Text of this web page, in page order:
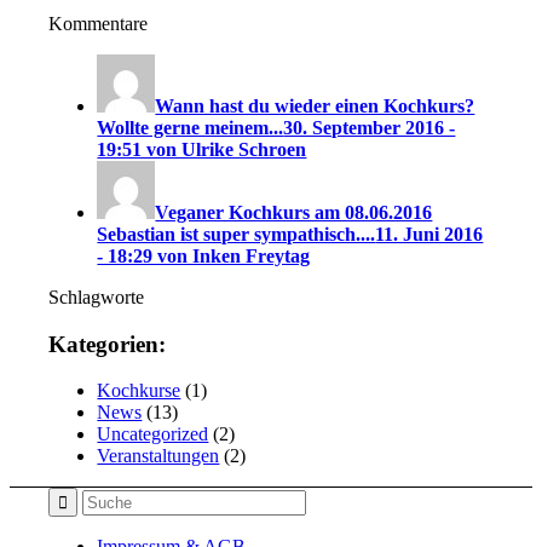
Kommentare
Wann hast du wieder einen Kochkurs?
Wollte gerne meinem...30. September 2016 -
19:51 von Ulrike Schroen
Veganer Kochkurs am 08.06.2016
Sebastian ist super sympathisch....11. Juni 2016
- 18:29 von Inken Freytag
Schlagworte
Kategorien:
Kochkurse (1)
News (13)
Uncategorized (2)
Veranstaltungen (2)